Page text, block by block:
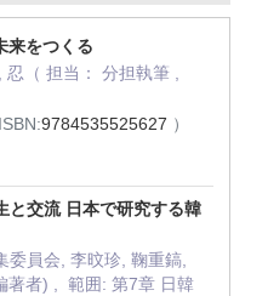
来をつくる
（ 担当： 分担執筆 ,
ISBN:9784535525627 ）
と交流 日本で研究する韓
委員会, 李旼珍, 鞠重鎬,
著者) , 範囲: 第7章 日韓